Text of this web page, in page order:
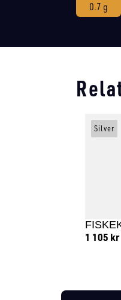
0.7 g
1 105 kr
Silver